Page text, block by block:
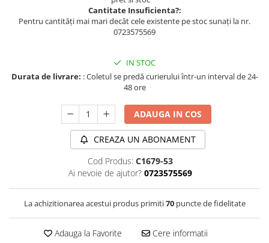
Cantitate Insuficienta?:
Pentru cantități mai mari decât cele existente pe stoc sunați la nr.
0723575569
IN STOC
Durata de livrare: : Coletul se predă curierului într-un interval de 24-
48 ore
ADAUGA IN COS
CREAZA UN ABONAMENT
Cod Produs: C1679-53
Ai nevoie de ajutor? 0723575569
La achizitionarea acestui produs primiti70puncte de fidelitate
Adauga la Favorite Cere informatii